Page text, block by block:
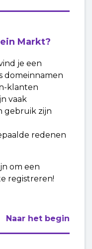
Markt?
je een
domeinnamen
klanten
vaak
gebruik zijn
redenen
om een
registreren!
Naar het begin